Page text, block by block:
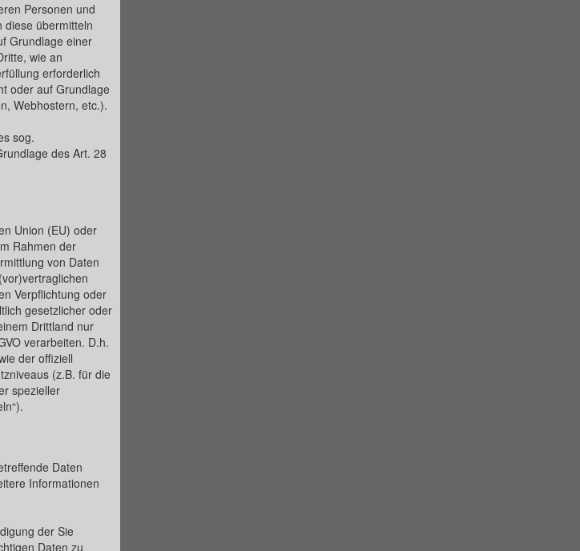
Personen und
diese übermitteln
Grundlage einer
wie an
erforderlich
oder auf Grundlage
Webhostern, etc.).
sog.
des Art. 28
Union (EU) oder
Rahmen der
von Daten
Verpflichtung oder
gesetzlicher oder
Drittland nur
verarbeiten. D.h.
der offiziell
(z.B. für die
spezieller
Daten
Informationen
der Sie
Daten zu